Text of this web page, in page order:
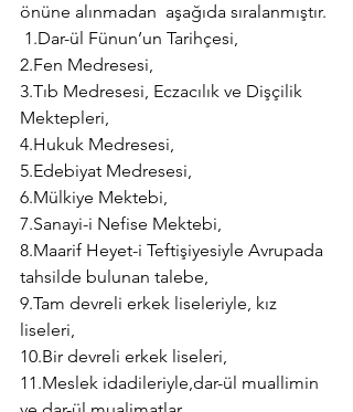
önüne alınmadan  aşağıda sıralanmıştır.
1.Dar-ül Fünun’un Tarihçesi,
2.Fen Medresesi,
3.Tıb Medresesi, Eczacılık ve Dişçilik
Mektepleri,
4.Hukuk Medresesi,
5.Edebiyat Medresesi,
6.Mülkiye Mektebi,
7.Sanayi-i Nefise Mektebi,
8.Maarif Heyet-i Teftişiyesiyle Avrupada
tahsilde bulunan talebe,
9.Tam devreli erkek liseleriyle, kız
liseleri,
10.Bir devreli erkek liseleri,
11.Meslek idadileriyle,dar-ül muallimin